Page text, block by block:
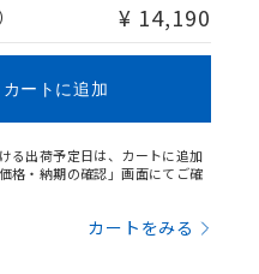
¥ 14,190
カートに追加
る出荷予定日は、カートに追加
格・納期の確認」画面にてご確
カートをみる